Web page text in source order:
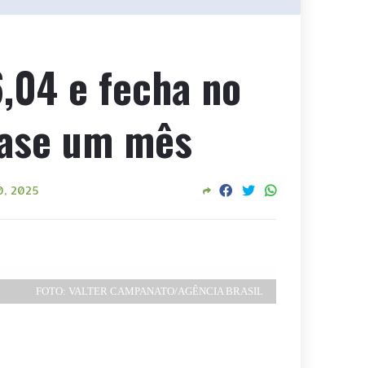
e fecha no
um mês
2025
FOTO: VALTER CAMPANATO/AGÊNCIA BRASIL